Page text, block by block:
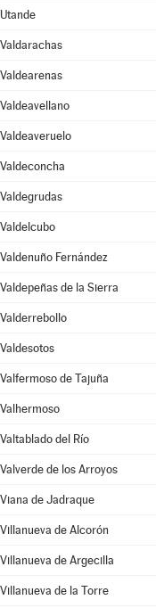
Utande
Valdarachas
Valdearenas
Valdeavellano
Valdeaveruelo
Valdeconcha
Valdegrudas
Valdelcubo
Valdenuño Fernández
Valdepeñas de la Sierra
Valderrebollo
Valdesotos
Valfermoso de Tajuña
Valhermoso
Valtablado del Río
Valverde de los Arroyos
Viana de Jadraque
Villanueva de Alcorón
Villanueva de Argecilla
Villanueva de la Torre